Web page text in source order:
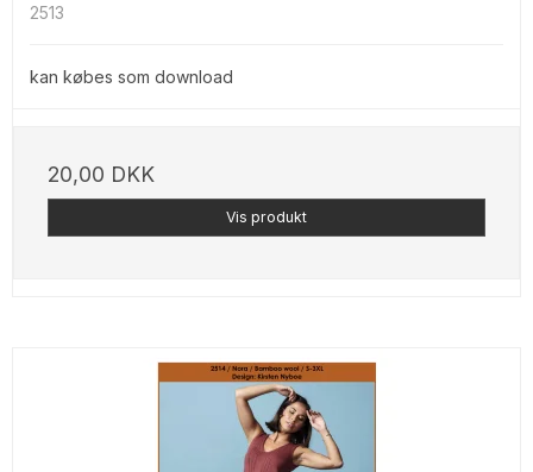
2513
kan købes som download
20,00 DKK
Vis produkt